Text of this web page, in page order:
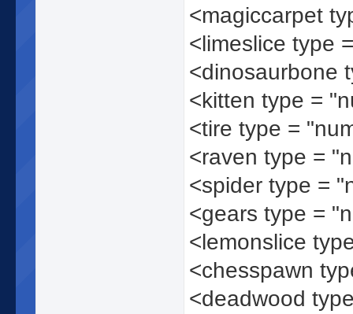
<magiccarpet
<limeslice type
<dinosaurbone
<kitten type =
<tire type =
<raven type =
<spider type =
<gears type =
<lemonslice
<chesspawn
<deadwood